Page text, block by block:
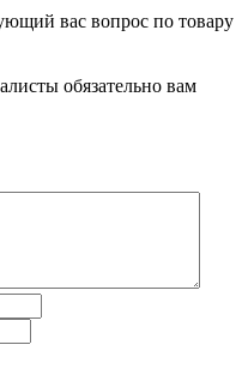
вас вопрос по товару
обязательно вам